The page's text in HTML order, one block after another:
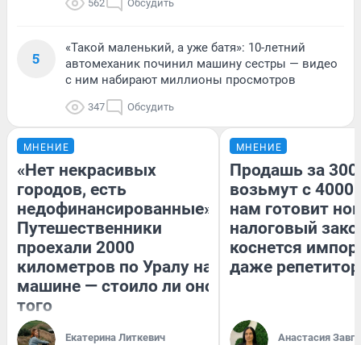
562 Обсудить
5
«Такой маленький, а уже батя»: 10-летний
автомеханик починил машину сестры — видео
с ним набирают миллионы просмотров
347 Обсудить
МНЕНИЕ
«Нет некрасивых
городов, есть
недофинансированные».
Путешественники
проехали 2000
километров по Уралу на
машине — стоило ли оно
того
Екатерина Литкевич
МНЕНИЕ
Продашь за
возьмут с
нам готовит
налоговый
коснется
даже
Анастасия